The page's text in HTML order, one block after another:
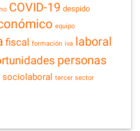
COVID-19 despido
equipo
fiscal formación iva laboral
personas
sociolaboral tercer sector